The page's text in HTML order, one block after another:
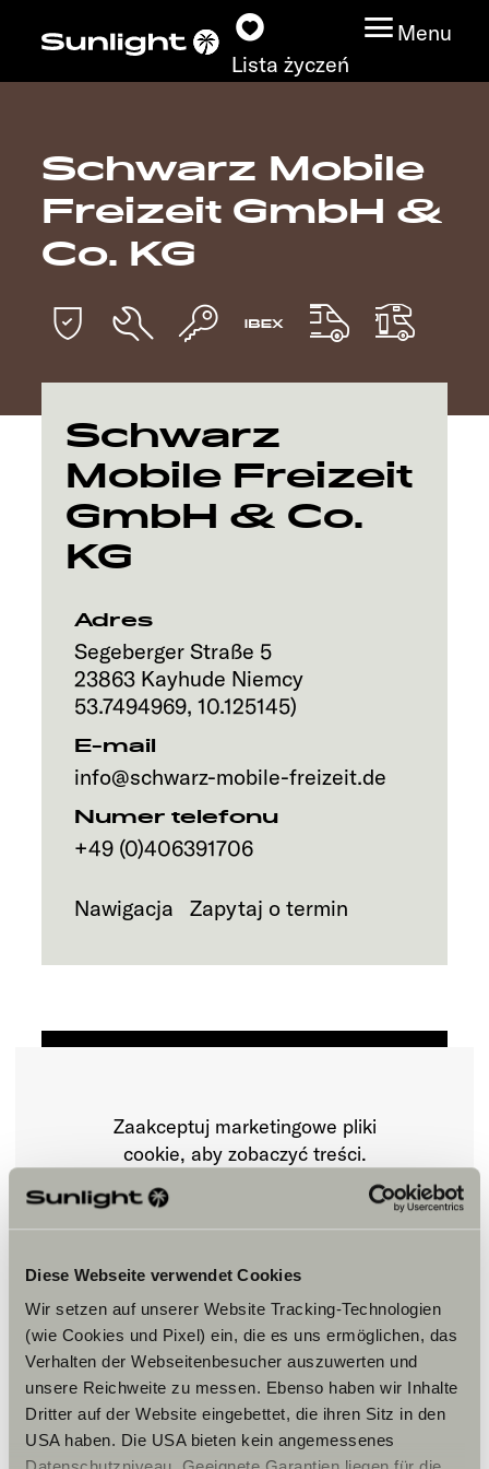
Diese Webseite verwendet Cookies
Wir setzen auf unserer Website Tracking-Technologien
(wie Cookies und Pixel) ein, die es uns ermöglichen, das
Verhalten der Webseitenbesucher auszuwerten und
unsere Reichweite zu messen. Ebenso haben wir Inhalte
Dritter auf der Website eingebettet, die ihren Sitz in den
USA haben. Die USA bieten kein angemessenes
Lista życzeń
Menu
Modele
Wyszukiwarka
pojazdów
Wyszukiwanie
Badać
Praca
Schwarz Mobile
Freizeit GmbH &
Co. KG
Schwarz
Mobile Freizeit
GmbH & Co.
KG
Adres
Segeberger Straße 5
23863 Kayhude Niemcy
53.7494969, 10.125145)
E-mail
info@schwarz-mobile-freizeit.de
Numer telefonu
+49 (0)406391706
Nawigacja Zapytaj o termin
Godziny otwarcia
Zaakceptuj marketingowe pliki
cookie, aby zobaczyć treści.
Ustawienia plików cookie